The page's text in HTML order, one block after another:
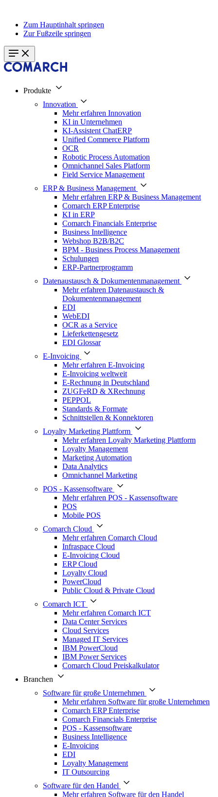
Zum Hauptinhalt springen
Zur Fußzeile springen
Produkte
Innovation
Mehr erfahren Innovation
KI in Unternehmen
KI-Assistent ChatERP
Unified Commerce Platform
OCR
Robotic Process Automation
Omnichannel Sales Platform
Field Service Management
ERP & Business Management
Mehr erfahren ERP & Business Management
Comarch ERP Enterprise
KI in ERP
Comarch Financials Enterprise
Business Intelligence
Webshop B2B/B2C
BPM - Business Process Management
Schulungen
ERP-Partnerprogramm
Datenaustausch & Dokumentenmanagement
Mehr erfahren Datenaustausch &
Dokumentenmanagement
EDI
WebEDI
OCR as a Service
Lieferkettengesetz
EDI Glossar
E-Invoicing
Mehr erfahren E-Invoicing
E-Invoicing weltweit
E-Rechnung in Deutschland
ZUGFeRD & XRechnung
PEPPOL
Standards & Formate
Schnittstellen & Konnektoren
Loyalty Marketing Plattform
Mehr erfahren Loyalty Marketing Plattform
Loyalty Management
Marketing Automation
Data Analytics
Omnichannel Marketing
POS - Kassensoftware
Mehr erfahren POS - Kassensoftware
POS
Mobile POS
Comarch Cloud
Mehr erfahren Comarch Cloud
Infraspace Cloud
E-Invoicing Cloud
ERP Cloud
Loyalty Cloud
PowerCloud
Public Cloud & Private Cloud
Comarch ICT
Mehr erfahren Comarch ICT
Data Center Services
Cloud Services
Managed IT Services
IBM PowerCloud
IBM Power Services
Comarch Cloud Preiskalkulator
Branchen
Software für große Unternehmen
Mehr erfahren Software für große Unternehmen
Comarch ERP Enterprise
Comarch Financials Enterprise
POS - Kassensoftware
Business Intelligence
E-Invoicing
EDI
Loyalty Management
IT Outsourcing
Software für den Handel
Mehr erfahren Software für den Handel